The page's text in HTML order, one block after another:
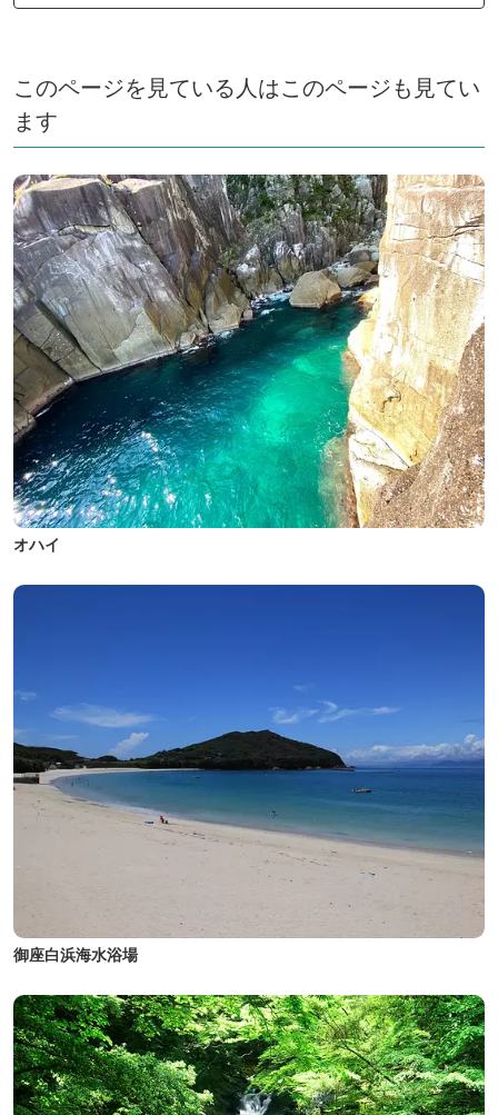
このページを見ている人はこのページも見てい
ます
オハイ
御座白浜海水浴場